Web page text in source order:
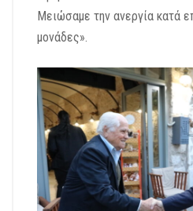
Μειώσαμε την ανεργία κατά
μονάδες».